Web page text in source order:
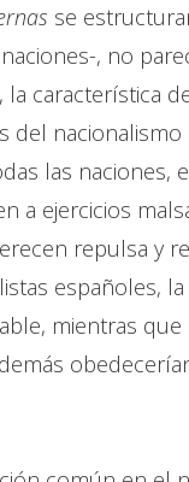
se
, no
la característica
del
las naciones,
a ejercicios
repulsa y
españoles,
mientras